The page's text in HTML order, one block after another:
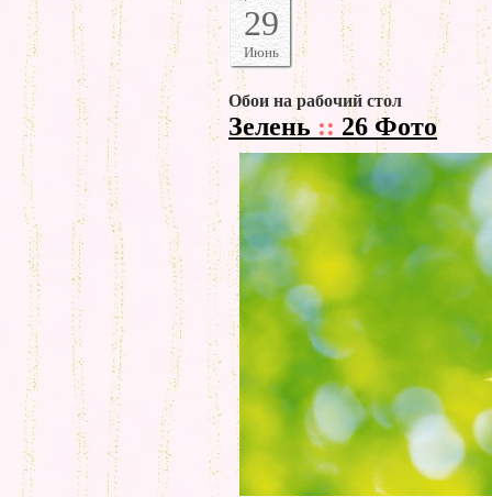
29
Июнь
Обои на рабочий стол
Зелень :: 26 Фото